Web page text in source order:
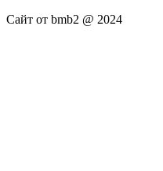
Сайт от bmb2 @ 2024